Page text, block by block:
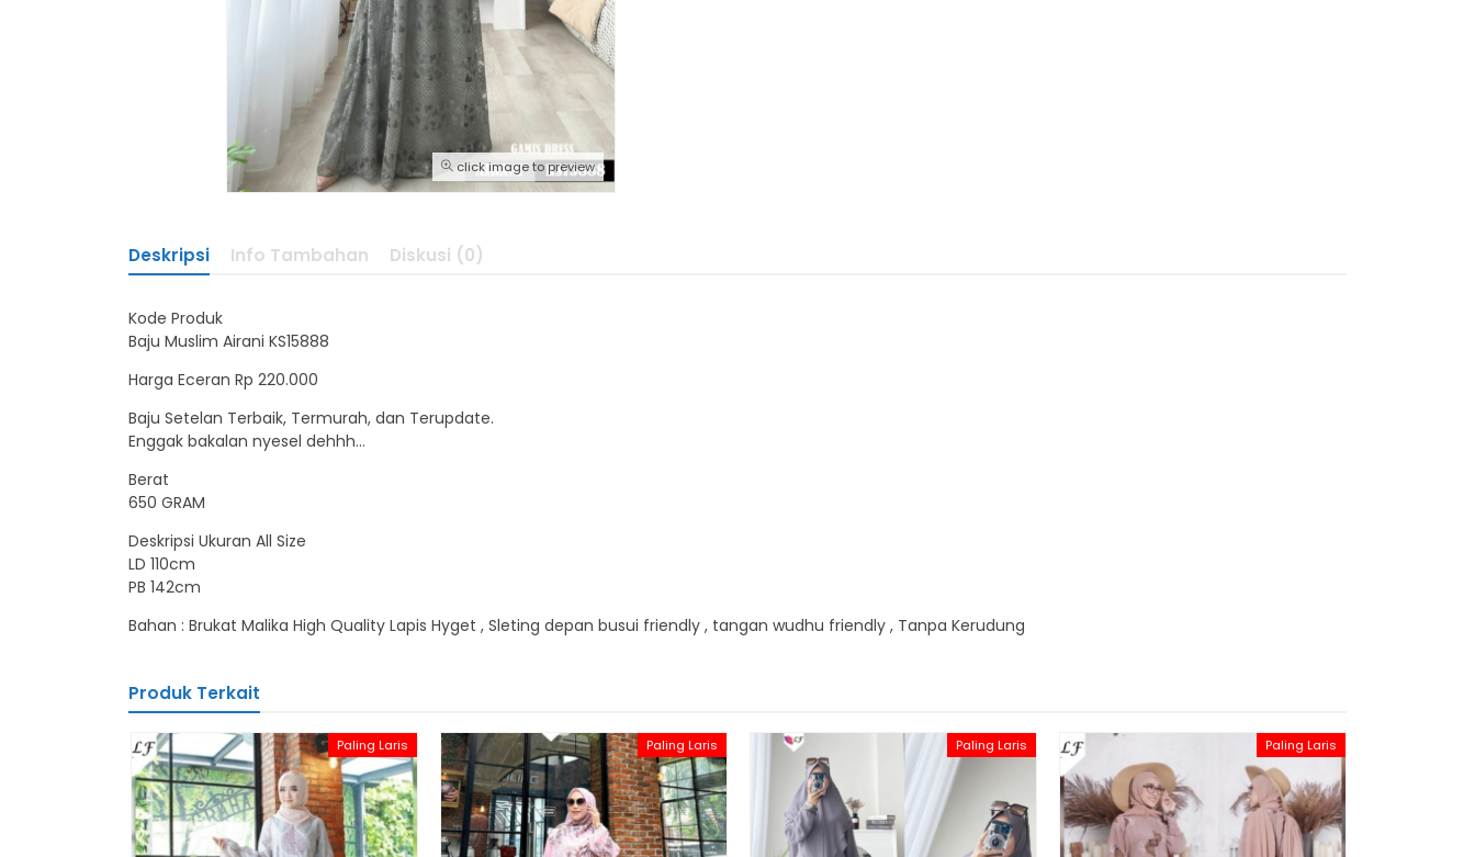
click image to preview
Deskripsi Info Tambahan Diskusi (0)
Kode Produk
Baju Muslim Airani KS15888
Harga Eceran Rp 220.000
Baju Setelan Terbaik, Termurah, dan Terupdate.
Enggak bakalan nyesel dehhh…
Berat
650 GRAM
Deskripsi Ukuran All Size
LD 110cm
PB 142cm
Bahan : Brukat Malika High Quality Lapis Hyget , Sleting depan busui friendly , tangan wudhu friendly , Tanpa Kerudung
Produk Terkait
Paling Laris Paling Laris Paling Laris Paling Laris